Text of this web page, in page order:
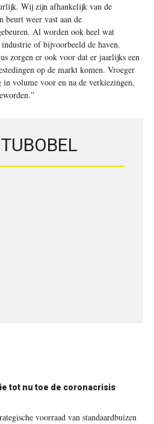
Wij zijn afhankelijk van de
beurt weer vast aan de
Al worden ook heel wat
of bijvoorbeeld de haven.
zorgen er ook voor dat er jaarlijks een
op de markt komen. Vroeger
in volume voor en na de verkiezingen,
tot nu toe de coronacrisis
voorraad van standaardbuizen